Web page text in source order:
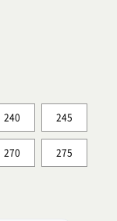
240 245
270 275